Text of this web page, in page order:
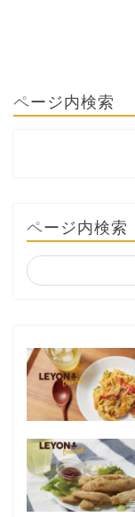
ページ内検索
ページ内検索